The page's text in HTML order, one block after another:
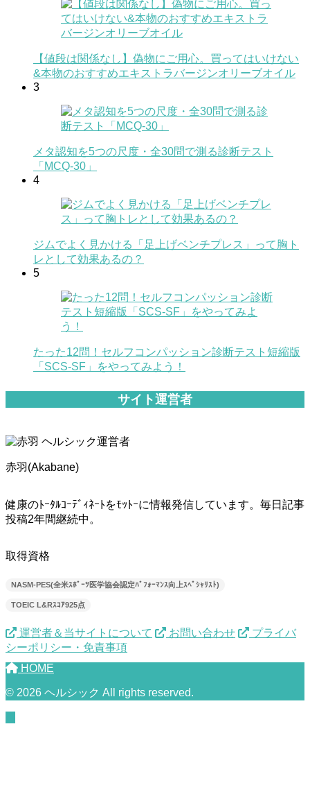
【値段は関係なし】偽物にご用心。買ってはいけない
&本物のおすすめエキストラバージンオリーブオイル
3
メタ認知を5つの尺度・全30問で測る診断テスト
「MCQ-30」
4
ジムでよく見かける「足上げベンチプレス」って胸ト
レとして効果あるの？
5
たった12問！セルフコンパッション診断テスト短縮版
「SCS-SF」をやってみよう！
サイト運営者
赤羽(Akabane)
健康のﾄｰﾀﾙｺｰﾃﾞｨﾈｰﾄをﾓｯﾄｰに情報発信しています。毎日記事
投稿2年間継続中。
取得資格
NASM-PES(全米ｽﾎﾟｰﾂ医学協会認定ﾊﾟﾌｫｰﾏﾝｽ向上ｽﾍﾟｼｬﾘｽﾄ)
TOEIC L&Rｽｺｱ925点
運営者＆当サイトについて お問い合わせ
プライバ
シーポリシー・免責事項
HOME
© 2026 ヘルシック All rights reserved.